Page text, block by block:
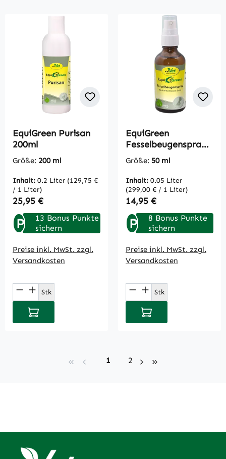
EquiGreen Purisan
200ml
Größe: 200 ml
Inhalt: 0.2 Liter (129,75 €
/ 1 Liter)
Regulärer Preis:
25,95 €
P
13 Bonus Punkte
sichern
Preise inkl. MwSt. zzgl.
Versandkosten
Produkt Anzahl: Gib den gewünschten
Stk
In den Warenkorb
EquiGreen
Fesselbeugenspray
50 ml
Größe: 50 ml
Inhalt: 0.05 Liter
(299,00 € / 1 Liter)
Regulärer Preis:
14,95 €
P
8 Bonus Punkte
sichern
Preise inkl. MwSt. zzgl.
Versandkosten
Produkt Anzahl:
Stk
In den Warenkorb
Seite
1 Seite
2